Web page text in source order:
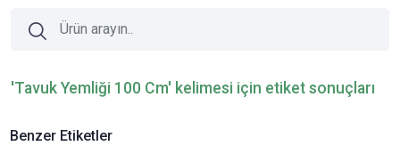
'Tavuk Yemliği 100 Cm' kelimesi için etiket sonuçları
Benzer Etiketler